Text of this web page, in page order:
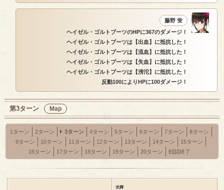
藤野 蛍
ヘイゼル・ゴルトブーツのHPに367のダメージ！
ヘイゼル・ゴルトブーツは【出血】に抵抗した！
ヘイゼル・ゴルトブーツは【流血】に抵抗した！
ヘイゼル・ゴルトブーツは【失血】に抵抗した！
ヘイゼル・ゴルトブーツは【滂沱】に抵抗した！
反動100によりHPに100ダメージ！
第3ターン Map
1ターン 2ターン 3ターン 4ターン 5ターン 6ターン 7ターン
8ターン
9ターン
10ターン 11ターン 12ターン 13ターン 14ターン
15ターン
16ターン
17ターン 18ターン 19ターン 20ターン 戦闘終了
光輝